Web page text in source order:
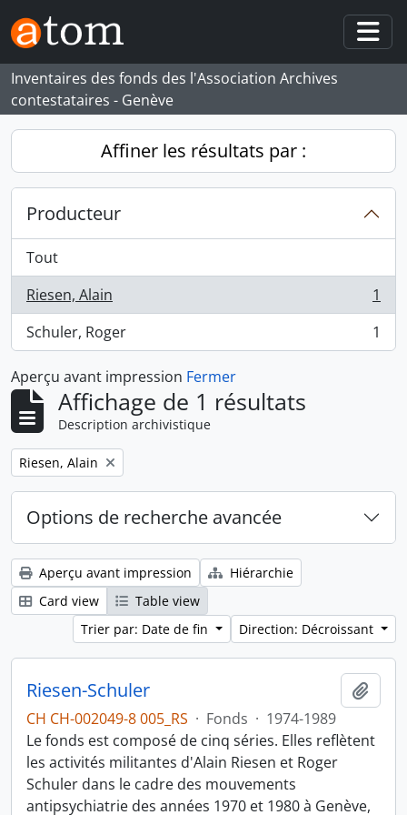
Skip to main content
Inventaires des fonds des l'Association Archives
contestataires - Genève
Affiner les résultats par :
Producteur
Tout
Riesen, Alain
, 1 résultats
1
Schuler, Roger
, 1 résultats 1
Aperçu avant impression Fermer
Affichage de 1 résultats
Description archivistique
Remove filter:
Riesen, Alain
Options de recherche avancée
Aperçu avant impression
Hiérarchie
Card view
Table view
Trier par: Date de fin
Direction: Décroissant
Riesen-Schuler
CH CH-002049-8 005_RS · Fonds · 1974-1989
Le fonds est composé de cinq séries. Elles reflètent
les activités militantes d'Alain Riesen et Roger
Schuler dans le cadre des mouvements
antipsychiatrie des années 1970 et 1980 à Genève,